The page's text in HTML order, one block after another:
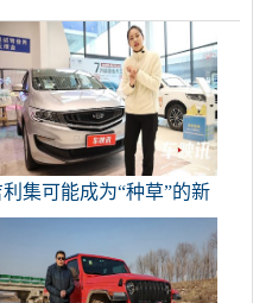
利集可能成为“种草”的新